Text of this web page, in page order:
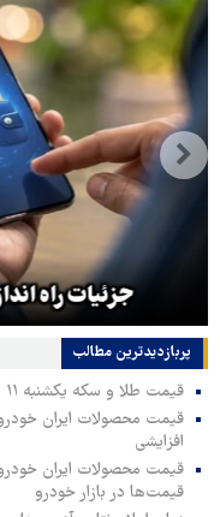
ترامپ قمارباز:
پربازدیدترین‌ مطالب
قیمت طلا و سکه یکشنبه ۱۱ مرداد ۱۴۰۵/ ریزش سنگین سکه امامی
افزایشی
قیمت‌ها در بازار خودرو